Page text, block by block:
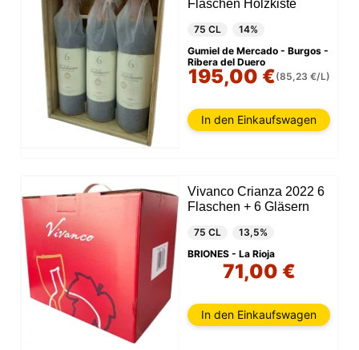
Flaschen Holzkiste
75 CL
14%
Gumiel de Mercado - Burgos -
Ribera del Duero
195,00 €(85,23 €/L)
In den Einkaufswagen
Vivanco Crianza 2022 6
Flaschen + 6 Gläsern
75 CL
13,5%
BRIONES - La Rioja
71,00 €
In den Einkaufswagen